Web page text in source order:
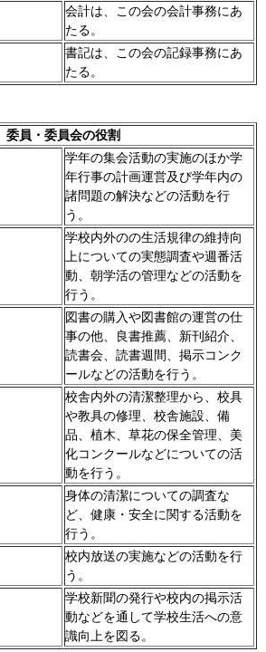
会計は、この会の会計事務にあ
たる。
書記は、この会の記録事務にあ
たる。
委員・委員会の役割
学年の集会活動の実施のほか学
年行事の計画運営及び学年内の
諸問題の解決などの活動を行
う。
学校内外のの生活規律の維持向
上についての実態調査や週番活
動、朝学活の管理などの活動を
行う。
図書の購入や図書館の運営の仕
事の他、良書推薦、新刊紹介、
読書会、読書週間、掲示コンク
ールなどの活動を行う。
校舎内外の清潔整理から、校具
や教具の修理、校舎施設、備
品、植木、草花の保全管理、美
化コンクールなどについての活
動を行う。
身体の清潔についての調査な
ど、健康・安全に関する活動を
行う。
校内放送の実施などの活動を行
う。
学校新聞の発行や校内の掲示活
動などを通して学校生活への意
識向上を図る。